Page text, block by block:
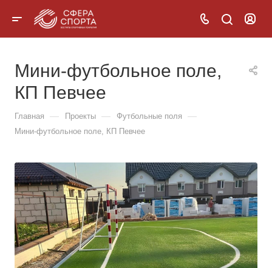
Мини-футбольное поле,
КП Певчее
Главная — Проекты — Футбольные поля —
Мини-футбольное поле, КП Певчее